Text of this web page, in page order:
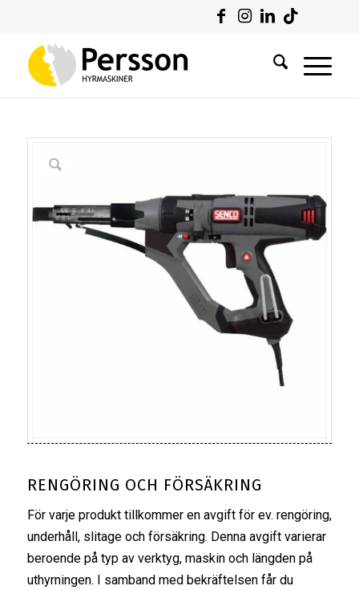
RENGÖRING OCH FÖRSÄKRING
För varje produkt tillkommer en avgift för ev. rengöring,
underhåll, slitage och försäkring. Denna avgift varierar
beroende på typ av verktyg, maskin och längden på
uthyrningen. I samband med bekräftelsen får du